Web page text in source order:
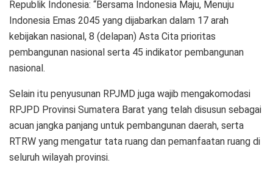
Republik Indonesia: “Bersama Indonesia Maju, Menuju
Indonesia Emas 2045 yang dijabarkan dalam 17 arah
kebijakan nasional, 8 (delapan) Asta Cita prioritas
pembangunan nasional serta 45 indikator pembangunan
nasional.
Selain itu penyusunan RPJMD juga wajib mengakomodasi
RPJPD Provinsi Sumatera Barat yang telah disusun sebagai
acuan jangka panjang untuk pembangunan daerah, serta
RTRW yang mengatur tata ruang dan pemanfaatan ruang di
seluruh wilayah provinsi.